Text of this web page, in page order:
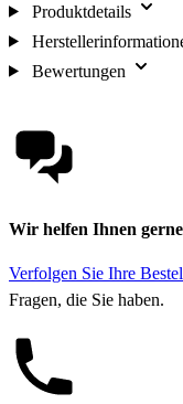
Produktdetails
Bewertungen
Wir helfen Ihnen
Verfolgen Sie Ihre
Fragen, die Sie haben.